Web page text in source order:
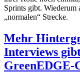
Sprints gibt. Wiederum
„normalen“ Strecke.
Mehr
Interviews
GreenEDGE-